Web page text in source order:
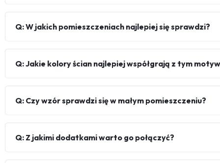
Q: W jakich pomieszczeniach najlepiej się sprawdzi?
Q: Jakie kolory ścian najlepiej współgrają z tym
Q: Czy wzór sprawdzi się w małym pomieszczeniu?
Q: Z jakimi dodatkami warto go połączyć?